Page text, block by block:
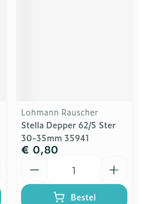
Lohmann Rauscher
Stella Depper 62/5 Ster
30-35mm 35941
€ 0,80
Bestel